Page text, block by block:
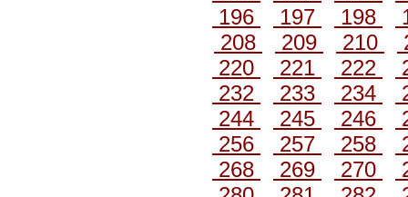
196
197 198
208
209 210
220
221 222
232
233 234
244
245 246
256
257 258
268
269 270